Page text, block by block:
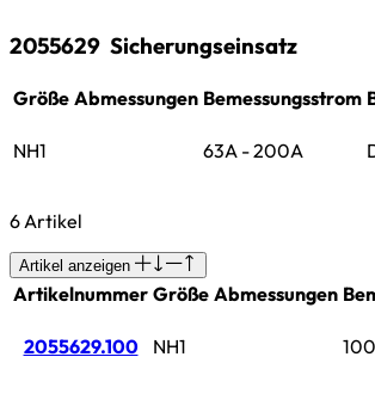
2055629 Sicherungseinsatz
Größe Abmessungen Bemessungsstrom
NH1 63A - 200A
6 Artikel
Artikel anzeigen
Artikelnummer Größe Abmessungen
2055629.100 NH1